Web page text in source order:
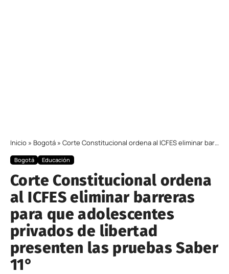
Inicio » Bogotá » Corte Constitucional ordena al ICFES eliminar barreras para que adolescentes privados de libertad presenten las pruebas Saber 11°
Bogotá Educación
Corte Constitucional ordena
al ICFES eliminar barreras
para que adolescentes
privados de libertad
presenten las pruebas Saber
11°